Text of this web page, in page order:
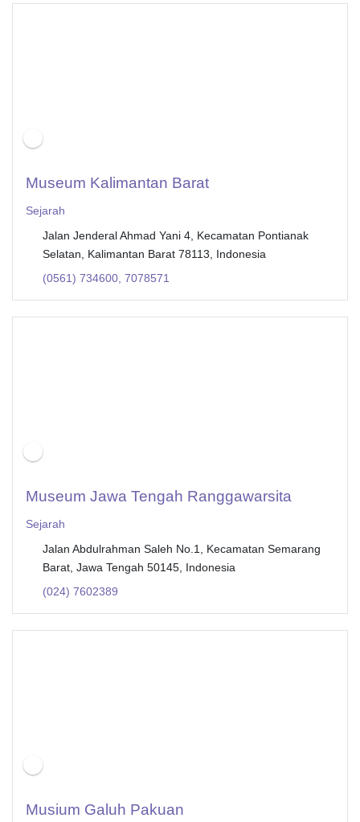
Museum Kalimantan Barat
Sejarah
Jalan Jenderal Ahmad Yani 4, Kecamatan Pontianak
Selatan, Kalimantan Barat 78113, Indonesia
(0561) 734600, 7078571
Museum Jawa Tengah Ranggawarsita
Sejarah
Jalan Abdulrahman Saleh No.1, Kecamatan Semarang
Barat, Jawa Tengah 50145, Indonesia
(024) 7602389
Musium Galuh Pakuan